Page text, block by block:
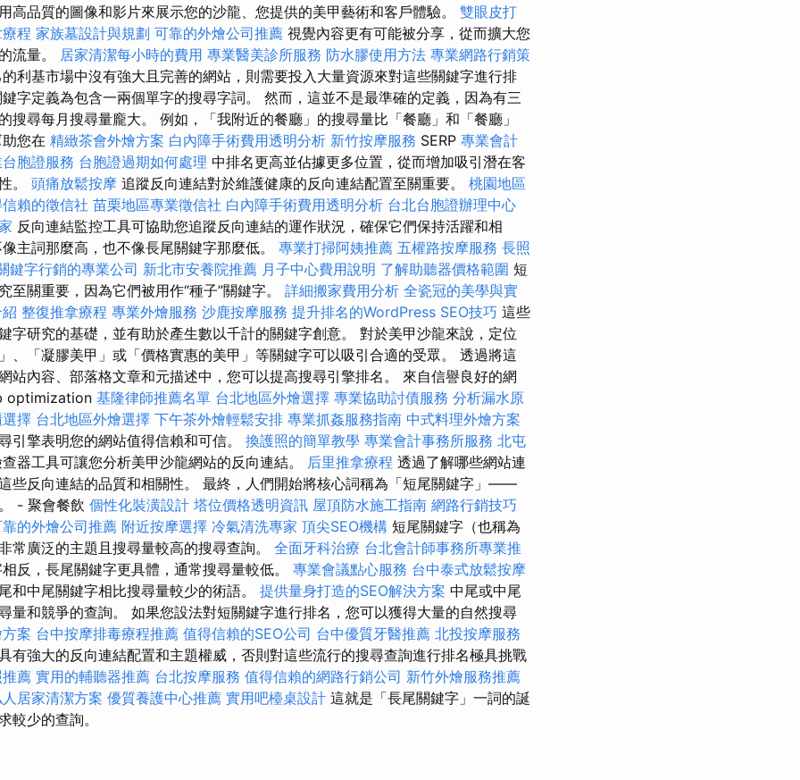
高品質的圖像和影片來展示您的沙龍、您提供的美甲藝術和客戶體驗。 雙眼皮打
程 家族墓設計與規劃 可靠的外燴公司推薦 視覺內容更有可能被分享，從而擴大您
流量。
居家清潔每小時的費用 專業醫美診所服務 防水膠使用方法 專業網路行銷策
利基市場中沒有強大且完善的網站，則需要投入大量資源來對這些關鍵字進行排
字定義為包含一兩個單字的搜尋字詞。 然而，這並不是最準確的定義，因為有三
搜尋每月搜尋量龐大。 例如，「我附近的餐廳」的搜尋量比「餐廳」和「餐廳」
您在 精緻茶會外燴方案 白內障手術費用透明分析 新竹按摩服務 SERP 專業會計
胞證服務 台胞證過期如何處理 中排名更高並佔據更多位置，從而增加吸引潛在客
。 頭痛放鬆按摩 追蹤反向連結對於維護健康的反向連結配置至關重要。 桃園地區
賴的徵信社 苗栗地區專業徵信社 白內障手術費用透明分析 台北台胞證辦理中心
反向連結監控工具可協助您追蹤反向連結的運作狀況，確保它們保持活躍和相
主詞那麼高，也不像長尾關鍵字那麼低。 專業打掃阿姨推薦 五權路按摩服務 長照
鍵字行銷的專業公司 新北市安養院推薦 月子中心費用說明 了解助聽器價格範圍 短
至關重要，因為它們被用作“種子”關鍵字。 詳細搬家費用分析 全瓷冠的美學與實
整復推拿療程 專業外燴服務 沙鹿按摩服務 提升排名的WordPress SEO技巧 這些
字研究的基礎，並有助於產生數以千計的關鍵字創意。 對於美甲沙龍來說，定位
、「凝膠美甲」或「價格實惠的美甲」等關鍵字可以吸引合適的受眾。 透過將這
站內容、部落格文章和元描述中，您可以提高搜尋引擎排名。 來自信譽良好的網
optimization 基隆律師推薦名單 台北地區外燴選擇 專業協助討債服務 分析漏水原
擇 台北地區外燴選擇 下午茶外燴輕鬆安排 專業抓姦服務指南 中式料理外燴方案
引擎表明您的網站值得信賴和可信。 換護照的簡單教學 專業會計事務所服務 北屯
器工具可讓您分析美甲沙龍網站的反向連結。 后里推拿療程 透過了解哪些網站連
些反向連結的品質和相關性。 最終，人們開始將核心詞稱為「短尾關鍵字」——
- 聚會餐飲 個性化裝潢設計 塔位價格透明資訊 屋頂防水施工指南 網路行銷技巧
的外燴公司推薦 附近按摩選擇 冷氣清洗專家 頂尖SEO機構 短尾關鍵字（也稱為
常廣泛的主題且搜尋量較高的搜尋查詢。 全面牙科治療 台北會計師事務所專業推
反，長尾關鍵字更具體，通常搜尋量較低。 專業會議點心服務 台中泰式放鬆按摩
和中尾關鍵字相比搜尋量較少的術語。 提供量身打造的SEO解決方案 中尾或中尾
量和競爭的查詢。 如果您設法對短關鍵字進行排名，您可以獲得大量的自然搜尋
案 台中按摩排毒療程推薦 值得信賴的SEO公司 台中優質牙醫推薦 北投按摩服務
有強大的反向連結配置和主題權威，否則對這些流行的搜尋查詢進行排名極具挑戰
薦 實用的輔聽器推薦 台北按摩服務 值得信賴的網路行銷公司 新竹外燴服務推薦
居家清潔方案 優質養護中心推薦 實用吧檯桌設計 這就是「長尾關鍵字」一詞的誕
較少的查詢。